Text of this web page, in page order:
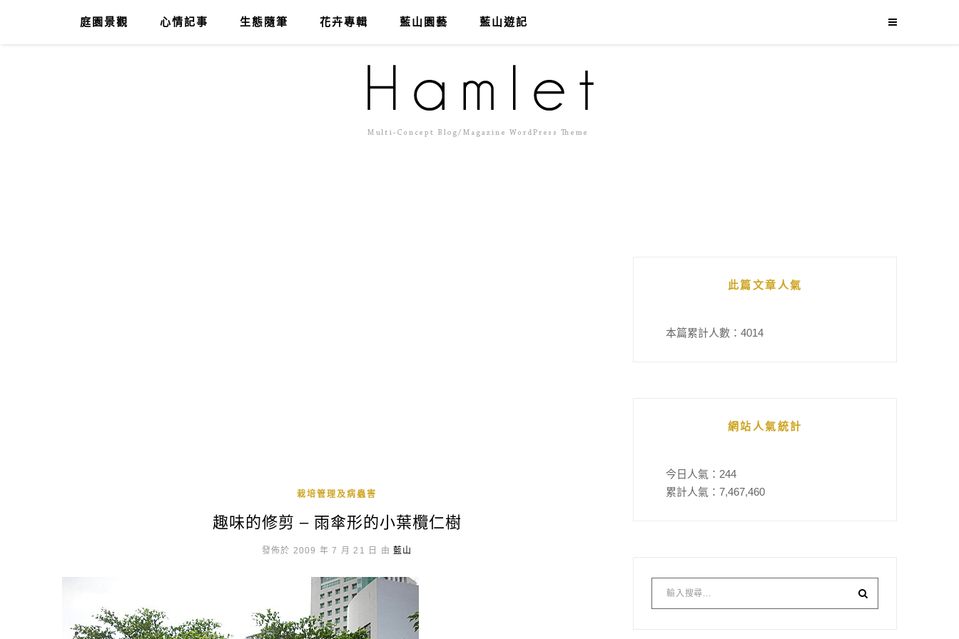
庭園景觀 心情記事 生態隨筆 花卉專輯 藍山園藝 藍山遊記
栽培管理及病蟲害
趣味的修剪 – 雨傘形的小葉欖仁樹
發佈於 2009 年 7 月 21 日 由 藍山
此篇文章人氣
本篇累計人數： 4014
網站人氣統計
今日人氣： 244
累計人氣： 7,467,460